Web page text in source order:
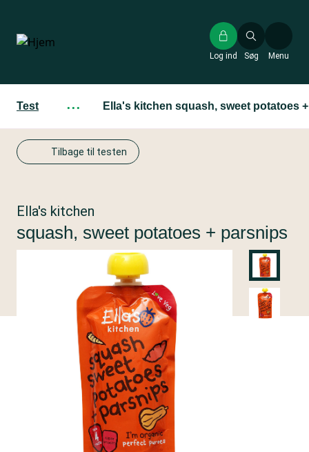
hovedindhold
Søg
Log ind Menu
Test ··· Ella's kitchen squash, sweet potatoes
Tilbage til testen
Ella's kitchen
squash, sweet potatoes + parsnips